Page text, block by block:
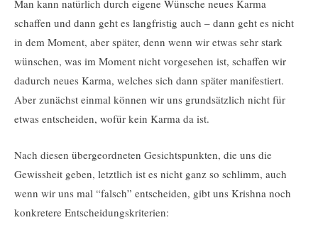
Man kann natürlich durch eigene Wünsche neues Karma
schaffen und dann geht es langfristig auch – dann geht es nicht
in dem Moment, aber später, denn wenn wir etwas sehr stark
wünschen, was im Moment nicht vorgesehen ist, schaffen wir
dadurch neues Karma, welches sich dann später manifestiert.
Aber zunächst einmal können wir uns grundsätzlich nicht für
etwas entscheiden, wofür kein Karma da ist.
Nach diesen übergeordneten Gesichtspunkten, die uns die
Gewissheit geben, letztlich ist es nicht ganz so schlimm, auch
wenn wir uns mal “falsch” entscheiden, gibt uns Krishna noch
konkretere Entscheidungskriterien: